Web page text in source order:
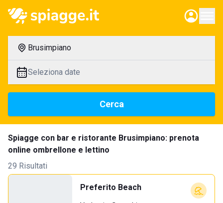
Brusimpiano
Seleziona date
Cerca
Spiagge con bar e ristorante Brusimpiano: prenota
online ombrellone e lettino
29 Risultati
Preferito Beach